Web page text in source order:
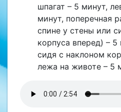
шпагат – 5 минут,
минут, поперечная
спине у стены или
корпуса вперед) –
сидя с наклоном
лежа на животе – 5